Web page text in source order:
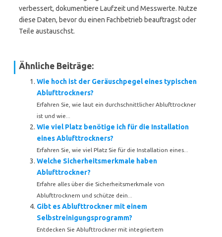
verbessert, dokumentiere Laufzeit und Messwerte. Nutze
diese Daten, bevor du einen Fachbetrieb beauftragst oder
Teile austauschst.
Ähnliche Beiträge:
Wie hoch ist der Geräuschpegel eines typischen
Ablufttrockners?
Erfahren Sie, wie laut ein durchschnittlicher Ablufttrockner
ist und wie...
Wie viel Platz benötige ich für die Installation
eines Ablufttrockners?
Erfahren Sie, wie viel Platz Sie für die Installation eines...
Welche Sicherheitsmerkmale haben
Ablufttrockner?
Erfahre alles über die Sicherheitsmerkmale von
Ablufttrocknern und schütze dein...
Gibt es Ablufttrockner mit einem
Selbstreinigungsprogramm?
Entdecken Sie Ablufttrockner mit integriertem